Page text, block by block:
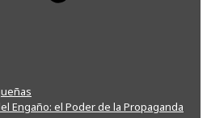
Engaño: el Poder de la Propaganda